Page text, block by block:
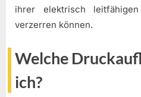
ihrer elektrisch
verzerren können.
Welche
ich?